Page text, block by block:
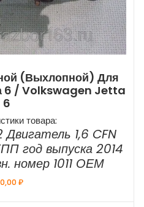
(выхлопной) Для
6 / Volkswagen Jetta
6
товара:
Двигатель 1,6 CFN
год выпуска 2014
номер 1011 ОЕМ
₽